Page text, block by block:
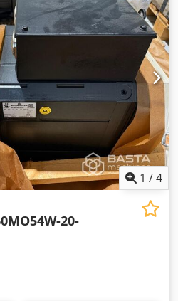
1 /4
20-